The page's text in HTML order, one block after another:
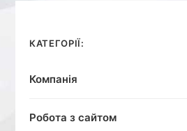
КАТЕГОРІЇ:
Компанія
Робота з сайтом